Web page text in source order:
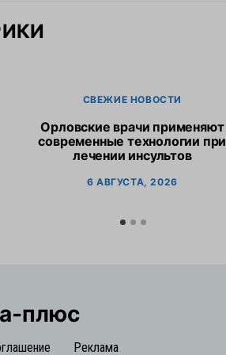
СВЕЖИЕ НОВОСТИ
Орловские врачи применяют
современные технологии при
лечении инсультов
6 АВГУСТА, 2026
плюс
Реклама